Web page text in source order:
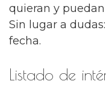
quieran y puedan
Sin lugar a
fecha.
Listado de